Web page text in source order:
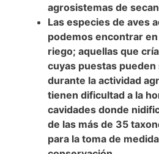
agrosistemas de
Las especies de aves
podemos encontrar en
riego; aquellas que
cuyas puestas
durante la actividad
tienen dificultad a la
cavidades donde
de las más de 35
para la toma de